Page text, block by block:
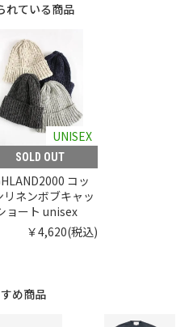
れている商品
UNISEX
SOLD OUT
コッ
リネンボブキャッ
ョート unisex
￥4,620(税込)
め商品